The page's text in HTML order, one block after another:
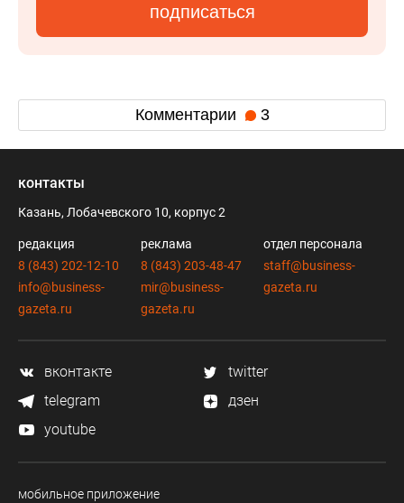
подписаться
Комментарии 3
контакты
Казань, Лобачевского 10, корпус 2
редакция
8 (843) 202-12-10
info@business-
gazeta.ru
реклама
8 (843) 203-48-47
mir@business-
gazeta.ru
отдел персонала
staff@business-
gazeta.ru
вконтакте
twitter
telegram
дзен
youtube
мобильное приложение